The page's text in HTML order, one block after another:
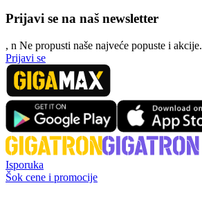
Prijavi se na naš newsletter
, n Ne propusti naše najveće popuste i akcije.
Prijavi se
Isporuka
Šok cene i promocije